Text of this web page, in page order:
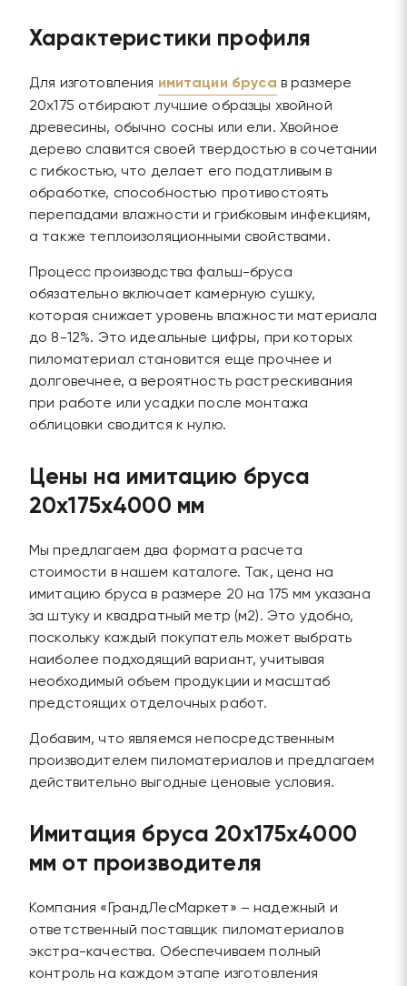
Характеристики профиля
Для изготовления имитации бруса в размере
20х175 отбирают лучшие образцы хвойной
древесины, обычно сосны или ели. Хвойное
дерево славится своей твердостью в сочетании
с гибкостью, что делает его податливым в
обработке, способностью противостоять
перепадами влажности и грибковым инфекциям,
а также теплоизоляционными свойствами.
Процесс производства фальш-бруса
обязательно включает камерную сушку,
которая снижает уровень влажности материала
до 8-12%. Это идеальные цифры, при которых
пиломатериал становится еще прочнее и
долговечнее, а вероятность растрескивания
при работе или усадки после монтажа
облицовки сводится к нулю.
Цены на имитацию бруса
20х175х4000 мм
Мы предлагаем два формата расчета
стоимости в нашем каталоге. Так, цена на
имитацию бруса в размере 20 на 175 мм указана
за штуку и квадратный метр (м2). Это удобно,
поскольку каждый покупатель может выбрать
наиболее подходящий вариант, учитывая
необходимый объем продукции и масштаб
предстоящих отделочных работ.
Добавим, что являемся непосредственным
производителем пиломатериалов и предлагаем
действительно выгодные ценовые условия.
Имитация бруса 20х175х4000
мм от производителя
Компания «ГрандЛесМаркет» – надежный и
ответственный поставщик пиломатериалов
экстра-качества. Обеспечиваем полный
контроль на каждом этапе изготовления